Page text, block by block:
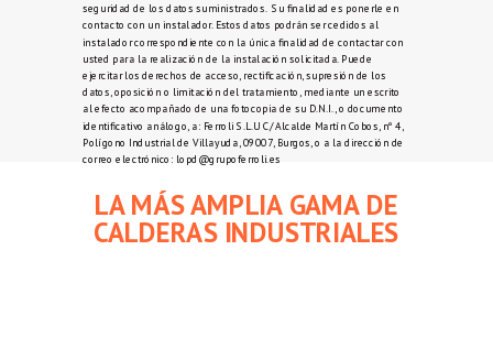
seguridad de los datos suministrados. Su finalidad es ponerle en
contacto con un instalador. Estos datos podrán ser cedidos al
instalador correspondiente con la única finalidad de contactar con
usted para la realización de la instalación solicitada. Puede
ejercitar los derechos de acceso, rectificación, supresión de los
datos, oposición o limitación del tratamiento, mediante un escrito
al efecto acompañado de una fotocopia de su D.N.I., o documento
identificativo análogo, a: Ferroli S.L.U C/ Alcalde Martín Cobos, nº 4,
Polígono Industrial de Villayuda, 09007, Burgos, o a la dirección de
correo electrónico: lopd@grupoferroli.es
LA MÁS AMPLIA GAMA DE
CALDERAS INDUSTRIALES